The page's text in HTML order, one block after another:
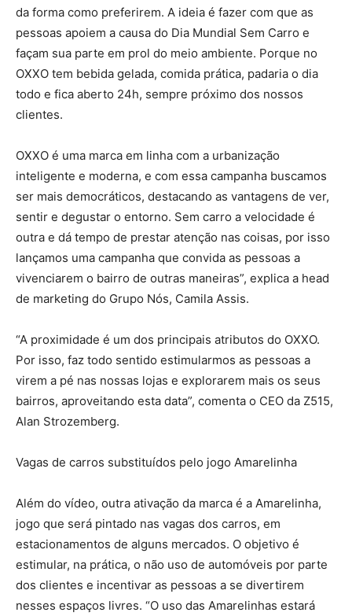
da forma como preferirem. A ideia é fazer com que as
pessoas apoiem a causa do Dia Mundial Sem Carro e
façam sua parte em prol do meio ambiente. Porque no
OXXO tem bebida gelada, comida prática, padaria o dia
todo e fica aberto 24h, sempre próximo dos nossos
clientes.
OXXO é uma marca em linha com a urbanização
inteligente e moderna, e com essa campanha buscamos
ser mais democráticos, destacando as vantagens de ver,
sentir e degustar o entorno. Sem carro a velocidade é
outra e dá tempo de prestar atenção nas coisas, por isso
lançamos uma campanha que convida as pessoas a
vivenciarem o bairro de outras maneiras”, explica a head
de marketing do Grupo Nós, Camila Assis.
“A proximidade é um dos principais atributos do OXXO.
Por isso, faz todo sentido estimularmos as pessoas a
virem a pé nas nossas lojas e explorarem mais os seus
bairros, aproveitando esta data”, comenta o CEO da Z515,
Alan Strozemberg.
Vagas de carros substituídos pelo jogo Amarelinha
Além do vídeo, outra ativação da marca é a Amarelinha,
jogo que será pintado nas vagas dos carros, em
estacionamentos de alguns mercados. O objetivo é
estimular, na prática, o não uso de automóveis por parte
dos clientes e incentivar as pessoas a se divertirem
nesses espaços livres. “O uso das Amarelinhas estará